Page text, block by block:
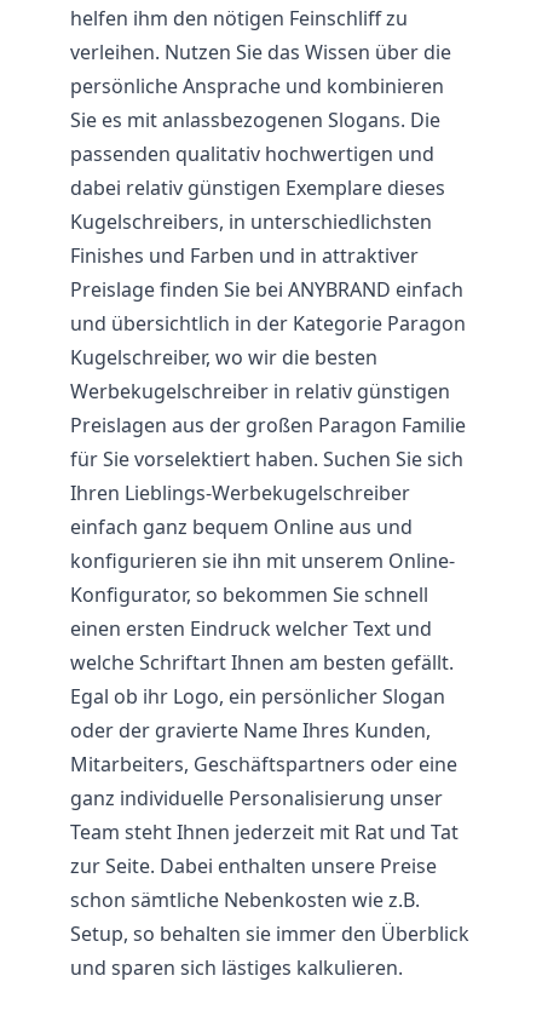
helfen ihm den nötigen Feinschliff zu
verleihen. Nutzen Sie das Wissen über die
persönliche Ansprache und kombinieren
Sie es mit anlassbezogenen Slogans. Die
passenden qualitativ hochwertigen und
dabei relativ günstigen Exemplare dieses
Kugelschreibers, in unterschiedlichsten
Finishes und Farben und in attraktiver
Preislage finden Sie bei ANYBRAND einfach
und übersichtlich in der Kategorie Paragon
Kugelschreiber, wo wir die besten
Werbekugelschreiber in relativ günstigen
Preislagen aus der großen Paragon Familie
für Sie vorselektiert haben. Suchen Sie sich
Ihren Lieblings-Werbekugelschreiber
einfach ganz bequem Online aus und
konfigurieren sie ihn mit unserem Online-
Konfigurator, so bekommen Sie schnell
einen ersten Eindruck welcher Text und
welche Schriftart Ihnen am besten gefällt.
Egal ob ihr Logo, ein persönlicher Slogan
oder der gravierte Name Ihres Kunden,
Mitarbeiters, Geschäftspartners oder eine
ganz individuelle Personalisierung unser
Team steht Ihnen jederzeit mit Rat und Tat
zur Seite. Dabei enthalten unsere Preise
schon sämtliche Nebenkosten wie z.B.
Setup, so behalten sie immer den Überblick
und sparen sich lästiges kalkulieren.